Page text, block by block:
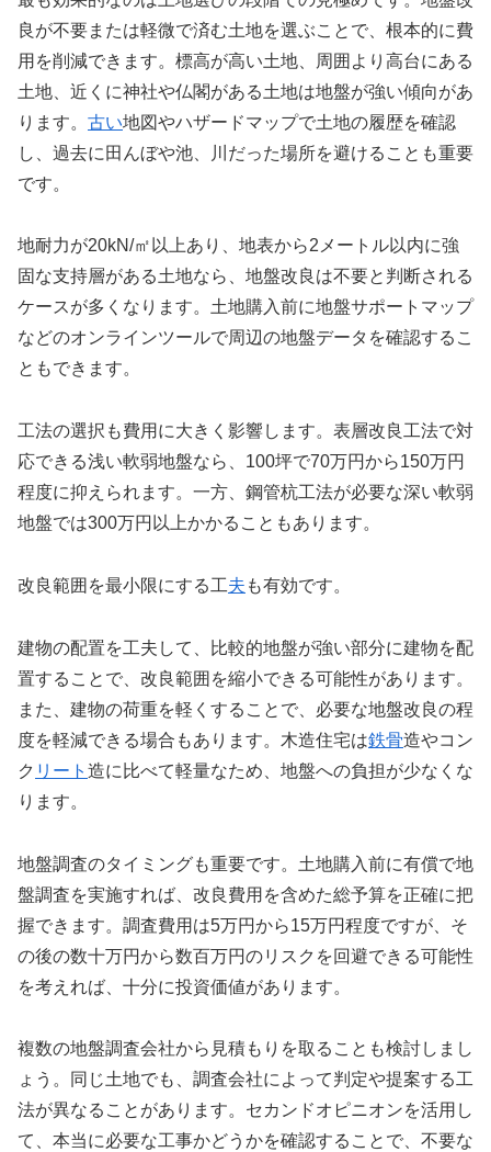
良が不要または軽微で済む土地を選ぶことで、根本的に費
用を削減できます。標高が高い土地、周囲より高台にある
土地、近くに神社や仏閣がある土地は地盤が強い傾向があ
ります。 古い地図やハザードマップで土地の履歴を確認
し、過去に田んぼや池、川だった場所を避けることも重要
です。
地耐力が20kN/㎡以上あり、地表から2メートル以内に強
固な支持層がある土地なら、地盤改良は不要と判断される
ケースが多くなります。土地購入前に地盤サポートマップ
などのオンラインツールで周辺の地盤データを確認するこ
ともできます。
工法の選択も費用に大きく影響します。表層改良工法で対
応できる浅い軟弱地盤なら、100坪で70万円から150万円
程度に抑えられます。一方、鋼管杭工法が必要な深い軟弱
地盤では300万円以上かかることもあります。
改良範囲を最小限にする工夫 も有効です。
建物の配置を工夫して、比較的地盤が強い部分に建物を配
置することで、改良範囲を縮小できる可能性があります。
また、建物の荷重を軽くすることで、必要な地盤改良の程
度を軽減できる場合もあります。木造住宅は鉄骨造やコン
ク リート 造に比べて軽量なため、地盤への負担が少なくな
ります。
地盤調査のタイミングも重要です。土地購入前に有償で地
盤調査を実施すれば、改良費用を含めた総予算を正確に把
握できます。調査費用は5万円から15万円程度ですが、そ
の後の数十万円から数百万円のリスクを回避できる可能性
を考えれば、十分に投資価値があります。
複数の地盤調査会社から見積もりを取ることも検討しまし
ょう。同じ土地でも、調査会社によって判定や提案する工
法が異なることがあります。セカンドオピニオンを活用し
て、本当に必要な工事かどうかを確認することで、不要な